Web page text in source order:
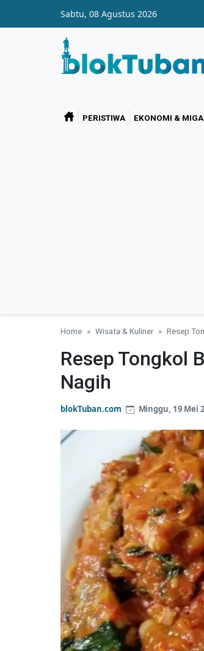
Sabtu, 08 Agustus 2026
PERISTIWA EKONOMI &
Home Wisata & Kuliner Resep
Resep Tongkol
Nagih
blokTuban.com Minggu, 19 Mei